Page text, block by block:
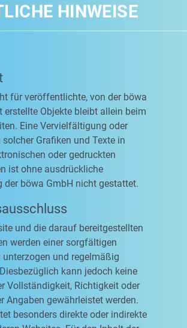
HINWEISE
für veröffentlichte, von der böwa
erstellte Objekte bleibt allein beim
Eine Vervielfältigung oder
Grafiken und Texte in
oder gedruckten
ist ohne ausdrückliche
der böwa GmbH nicht gestattet.
und die darauf bereitgestellten
werden einer sorgfältigen
unterzogen und regelmäßig
kann jedoch keine
Vollständigkeit, Richtigkeit oder
Angaben gewährleistet werden.
besonders direkte oder indirekte